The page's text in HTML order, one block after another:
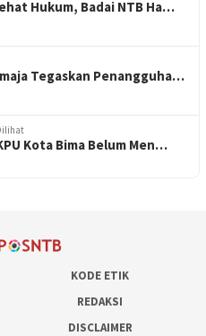
Hukum, Badai NTB Ha…
Tegaskan Penangguha…
Kota Bima Belum Men…
KODE ETIK
REDAKSI
DISCLAIMER